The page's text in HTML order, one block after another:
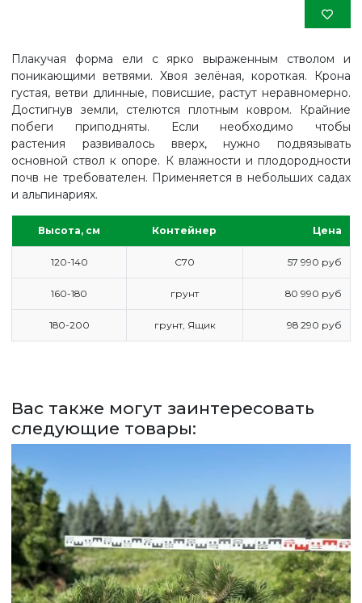
СДЕЛАТЬ ЗАКАЗ
ЗАДАТЬ ВОПРОС
ВЕРНУТСЯ НА ГЛАВНЫЙ САЙТ
Плакучая форма ели с ярко выраженным стволом и
поникающими ветвями. Хвоя зелёная, короткая. Крона
густая, ветви длинные, повисшие, растут неравномерно.
Достигнув земли, стелются плотным ковром. Крайние
побеги приподняты. Если необходимо чтобы
растения развивалось вверх, нужно подвязывать
основной ствол к опоре. К влажности и плодородности
почв не требователен. Применяется в небольших садах
и альпинариях.
Высота, см Контейнер Цена
120-140 С70 57 990 руб
160-180 грунт 80 990 руб
180-200 грунт, Ящик 98 290 руб
Вас также могут заинтересовать
следующие товары: